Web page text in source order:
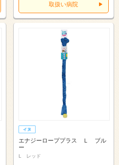
取扱い病院
エナジーローププラス Ｌ ブル
ー
L レッド